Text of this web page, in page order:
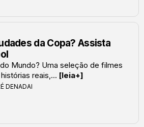
da Copa? Assista
Mundo? Uma seleção de filmes
reais,... [leia+]
DENADAI